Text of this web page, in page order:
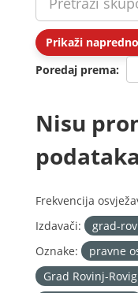
Prikaži
Poredaj prema
Nisu
podataka
Frekvencija
Izdavači:
grad-
Oznake:
pravne
Grad Rovinj-